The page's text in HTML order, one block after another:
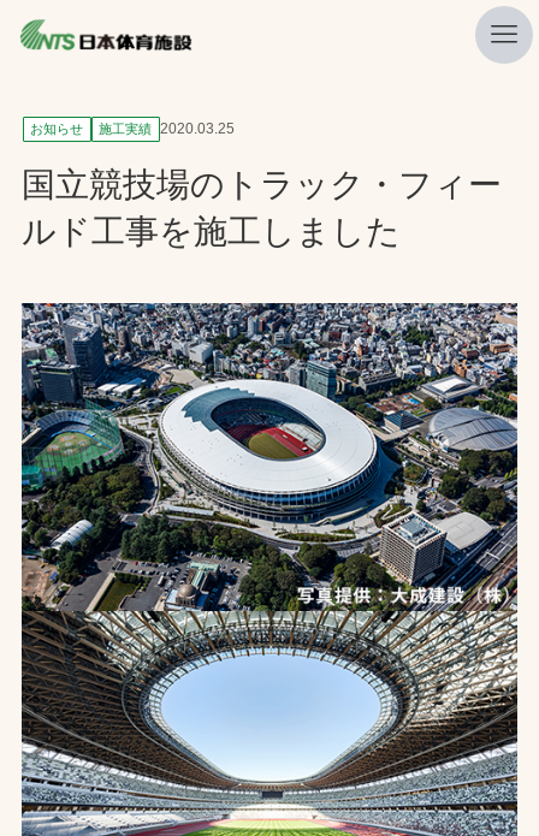
私たちの強み
ニュース
プレスリリース
製品・サービス一覧
施工・管理実績一覧
会社概要
採用情報
検索
お問合せ
お取引先の皆様へ
プライバシーポリシー
ソーシャルメディアポリシー
Instagram
FacebookYouTube
お知らせ 施工実績 2020.03.25
国立競技場のトラック・フィー
ルド工事を施工しました